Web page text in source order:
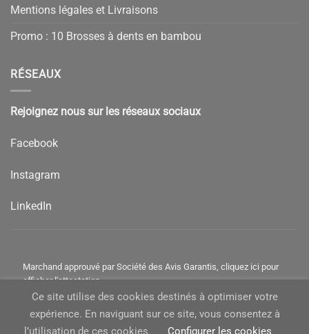
Mentions légales et Livraisons
Promo : 10 Brosses à dents en bambou
RÉSEAUX
Rejoignez nous sur les réseaux sociaux
Facebook
Instagram
LinkedIn
Marchand approuvé par Société des Avis Garantis, cliquez ici pour
afficher l'attestation.
Visa PayPal MasterCardAmerican
Ce site utilise des cookies destinés à optimiser votre
expérience. En naviguant sur ce site, vous consentez à
l’utilisation de ces cookies.
Configurer les cookies